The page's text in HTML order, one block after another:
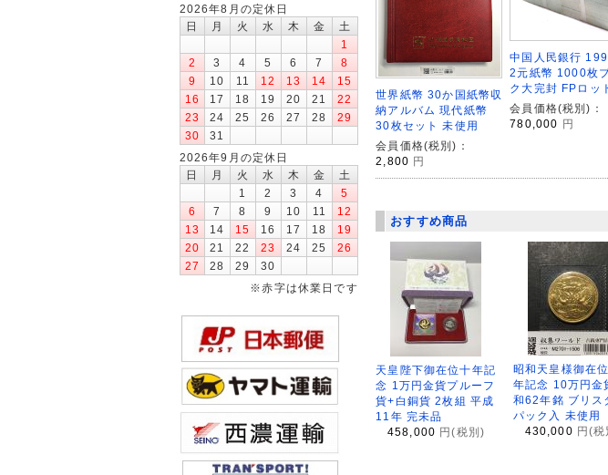
世界紙幣 30か国紙幣収
納アルバム 現代紙幣
30枚セット 未使用
会員価格(税別)：
2,800 円
中国人民銀行
2元紙幣 1000枚
ク大完封 FPロッ
会員価格(税別)：
780,000
円
おすすめ商品
天皇陛下御在位十年記
念 1万円金貨プルーフ
貨+白銅貨 2枚組 平成
11年 完未品
458,000 円(税別)
昭和天皇様御在
年記念 10万円金
和62年銘 ブリス
パック入 未使用
430,000 円(税
2026年8月の定休日
日
月 火 水 木 金
土
1
2
3 4 5 6 7
8
9
10 11 12 13 14
15
16
17 18 19 20 21
22
23
24 25 26 27 28
29
30
31
2026年9月の定休日
日
月 火 水 木 金
土
1
2 3 4
5
6
7 8 9 10 11
12
13
14 15 16 17 18
19
20
21 22 23 24 25
26
27
28 29
30
※赤字は休業日です